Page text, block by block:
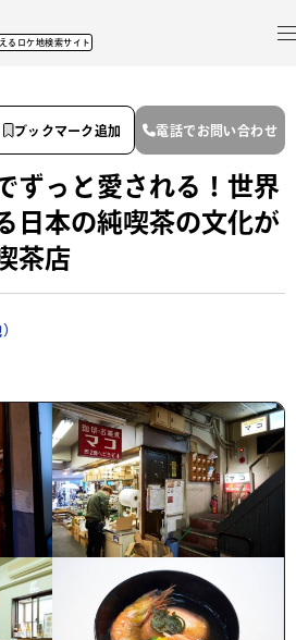
るロケ地検索サイト
ずっと愛される！世界
日本の純喫茶の文化が
茶店
ブックマーク追加 電話でお問い合わせ